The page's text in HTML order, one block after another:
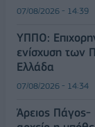
07/08/2026 - 14:39
ΥΠΠΟ:
ενίσχυση των
Ελλάδα
07/08/2026 - 14:34
Άρειος